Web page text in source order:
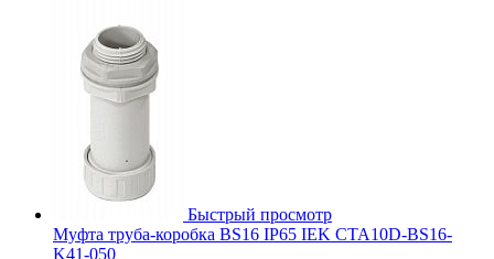
Быстрый просмотр
Муфта труба-коробка BS16 IP65 IEK CTA10D-BS16-
K41-050